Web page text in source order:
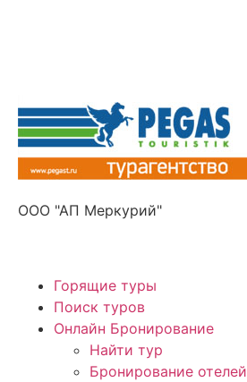
ООО "АП Меркурий"
Горящие туры
Поиск туров
Онлайн Бронирование
Найти тур
Бронирование отелей